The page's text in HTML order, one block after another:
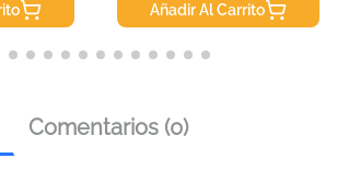
Añadir Al Carrito
Comentarios (0)